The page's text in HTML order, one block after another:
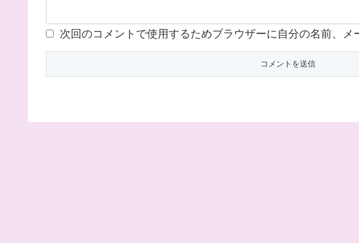
次回のコメントで使用するためブラウザーに自分の名前、メ